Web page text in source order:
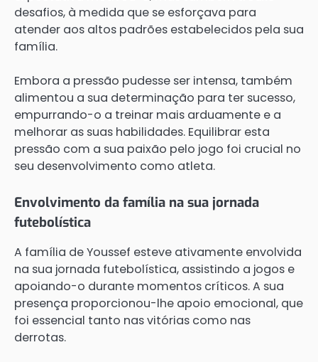
desafios, à medida que se esforçava para
atender aos altos padrões estabelecidos pela sua
família.
Embora a pressão pudesse ser intensa, também
alimentou a sua determinação para ter sucesso,
empurrando-o a treinar mais arduamente e a
melhorar as suas habilidades. Equilibrar esta
pressão com a sua paixão pelo jogo foi crucial no
seu desenvolvimento como atleta.
Envolvimento da família na sua jornada
futebolística
A família de Youssef esteve ativamente envolvida
na sua jornada futebolística, assistindo a jogos e
apoiando-o durante momentos críticos. A sua
presença proporcionou-lhe apoio emocional, que
foi essencial tanto nas vitórias como nas
derrotas.